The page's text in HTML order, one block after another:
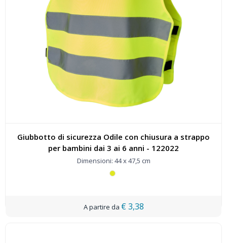
Giubbotto di sicurezza Odile con chiusura a strappo
per bambini dai 3 ai 6 anni - 122022
Dimensioni: 44 x 47,5 cm
€ 3,38